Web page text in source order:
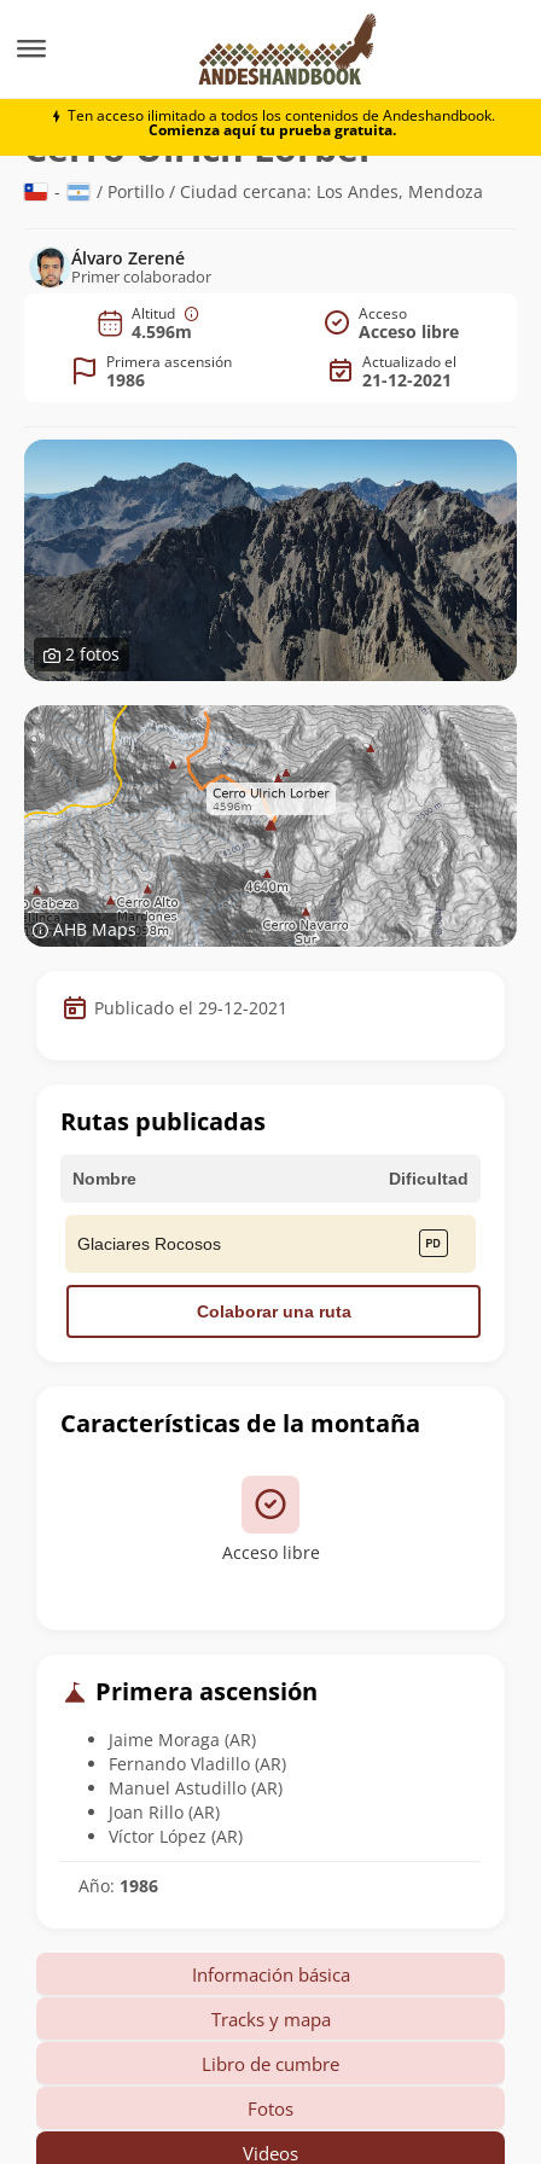
Ten acceso ilimitado a todos los contenidos de Andeshandbook.
Comienza aquí tu prueba gratuita.
Cerro Ulrich Lorber
Cerro Ulrich Lorber(4.596m)
- / Portillo / Ciudad cercana: Los Andes, Mendoza
Álvaro Zerené
Primer colaborador
Altitud
4.596m
Acceso
Acceso libre
Primera ascensión
1986
Actualizado el
21-12-2021
2 fotos
AHB Maps
Datos
de
cumbre
Publicado el 29-12-2021
Características de la montaña
Acceso libre
Primera ascensión
Jaime Moraga (AR)
Fernando Vladillo (AR)
Manuel Astudillo (AR)
Joan Rillo (AR)
Víctor López (AR)
Año: 1986
Rutas publicadas
Nombre Dificultad
Glaciares Rocosos
Colaborar una ruta
Información básica
Tracks y mapa
Libro de cumbre
Fotos
Videos